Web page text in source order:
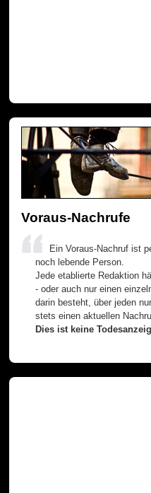
Voraus-Nachrufe
Ein Voraus-Nachruf ist
noch lebende Person.
Jede etablierte Redaktion
- oder auch nur einen
darin besteht, über jeden
stets einen aktuellen
Dies ist keine